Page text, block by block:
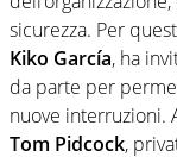
sicurezza. Per
Kiko García, ha
da parte per
nuove interruzioni.
Tom Pidcock,